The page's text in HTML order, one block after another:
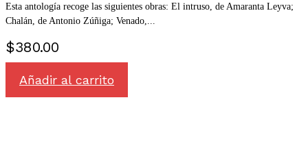
Esta antología recoge las siguientes obras: El intruso, de Amaranta Leyva;
Chalán, de Antonio Zúñiga; Venado,...
$380.00
Añadir al carrito